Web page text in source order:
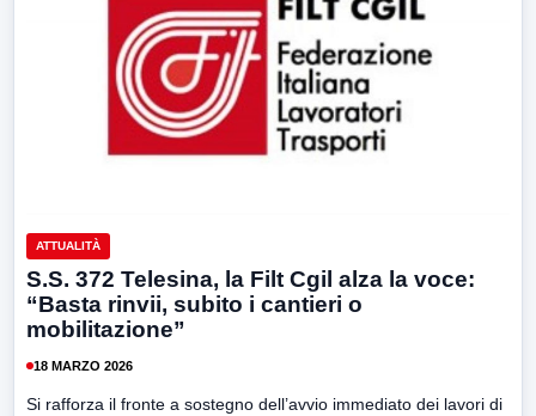
ATTUALITÀ
S.S. 372 Telesina, la Filt Cgil alza la voce:
“Basta rinvii, subito i cantieri o
mobilitazione”
18 MARZO 2026
Si rafforza il fronte a sostegno dell’avvio immediato dei lavori di